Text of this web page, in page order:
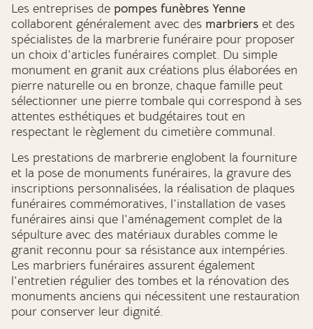
Les entreprises de pompes funèbres Yenne
collaborent généralement avec des marbriers et des
spécialistes de la marbrerie funéraire pour proposer
un choix d'articles funéraires complet. Du simple
monument en granit aux créations plus élaborées en
pierre naturelle ou en bronze, chaque famille peut
sélectionner une pierre tombale qui correspond à ses
attentes esthétiques et budgétaires tout en
respectant le règlement du cimetière communal.
Les prestations de marbrerie englobent la fourniture
et la pose de monuments funéraires, la gravure des
inscriptions personnalisées, la réalisation de plaques
funéraires commémoratives, l'installation de vases
funéraires ainsi que l'aménagement complet de la
sépulture avec des matériaux durables comme le
granit reconnu pour sa résistance aux intempéries.
Les marbriers funéraires assurent également
l'entretien régulier des tombes et la rénovation des
monuments anciens qui nécessitent une restauration
pour conserver leur dignité.